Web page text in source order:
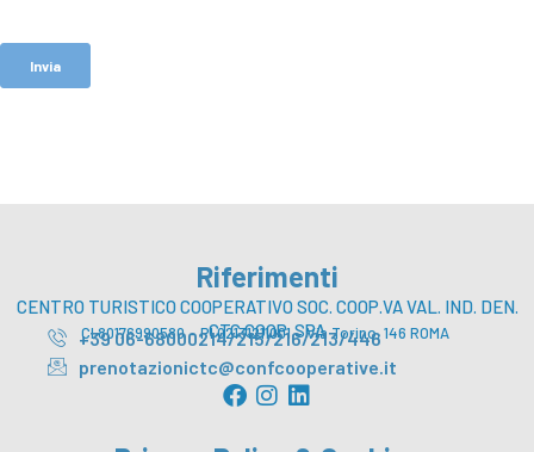
Riferimenti
CENTRO TURISTICO COOPERATIVO SOC. COOP.VA VAL. IND. DEN.
CTC COOP. SPA
CI 80176990580 – PI 02131211001 – Via Torino, 146 ROMA
+39 06-68000214/215/216/213/446
prenotazionictc@confcooperative.it
F
a
I
L